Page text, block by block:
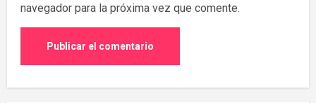
navegador para la próxima vez que comente.